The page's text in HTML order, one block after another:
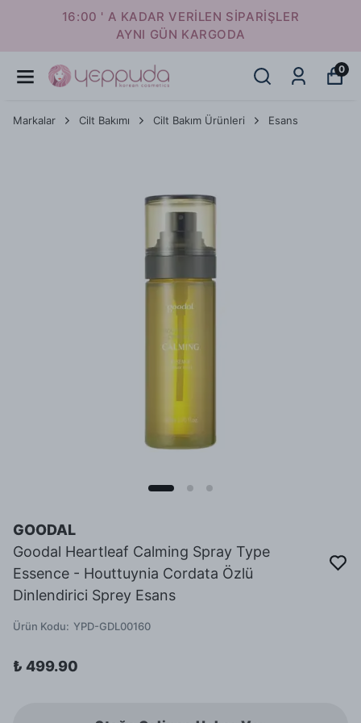
16:00 ' A KADAR VERİLEN SİPARİŞLER
AYNI GÜN KARGODA
0
Markalar Cilt Bakımı Cilt Bakım Ürünleri Esans
GOODAL
Goodal Heartleaf Calming Spray Type
Essence - Houttuynia Cordata Özlü
Dinlendirici Sprey Esans
Ürün Kodu: YPD-GDL00160
₺ 499.90